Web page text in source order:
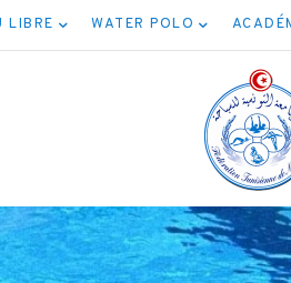
LIBRE WATER POLO